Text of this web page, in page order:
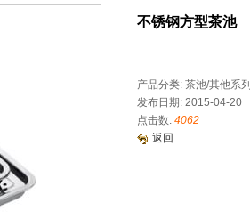
不锈钢方型茶池
产品分类: 茶池/其他系列
发布日期: 2015-04-20
点击数: 4062
返回